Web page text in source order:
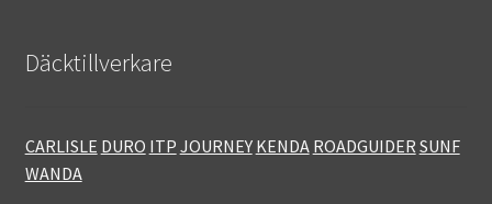
Däcktillverkare
CARLISLE DURO ITP JOURNEY KENDA ROADGUIDER SUNF
WANDA